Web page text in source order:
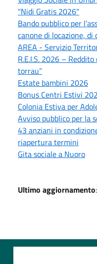
"Nidi Gratis 2026"
Bando pubblico per
canone di locazione,
AREA - Servizio
R.E.I.S. 2026 –
torrau”
Estate bambini 2026
Bonus Centri Estivi
Colonia Estiva per
Avviso pubblico per la
43 anziani in
riapertura termini
Gita sociale a Nuoro
Ultimo aggiornamento